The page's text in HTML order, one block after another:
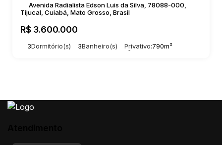
R$ 3.600.000
Avenida Radialista Edson Luis da Silva, 78088-000,
Tijucal, Cuiabá, Mato Grosso, Brasil
3Dormitório(s) 3Banheiro(s) Privativo:790m²
790m²